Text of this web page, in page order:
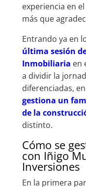
experiencia en
más que
Entrando ya en
última sesión
Inmobiliaria en
a dividir la
diferenciadas,
gestiona un
de la
distinto.
Cómo se
con Iñigo
Inversiones
En la primera